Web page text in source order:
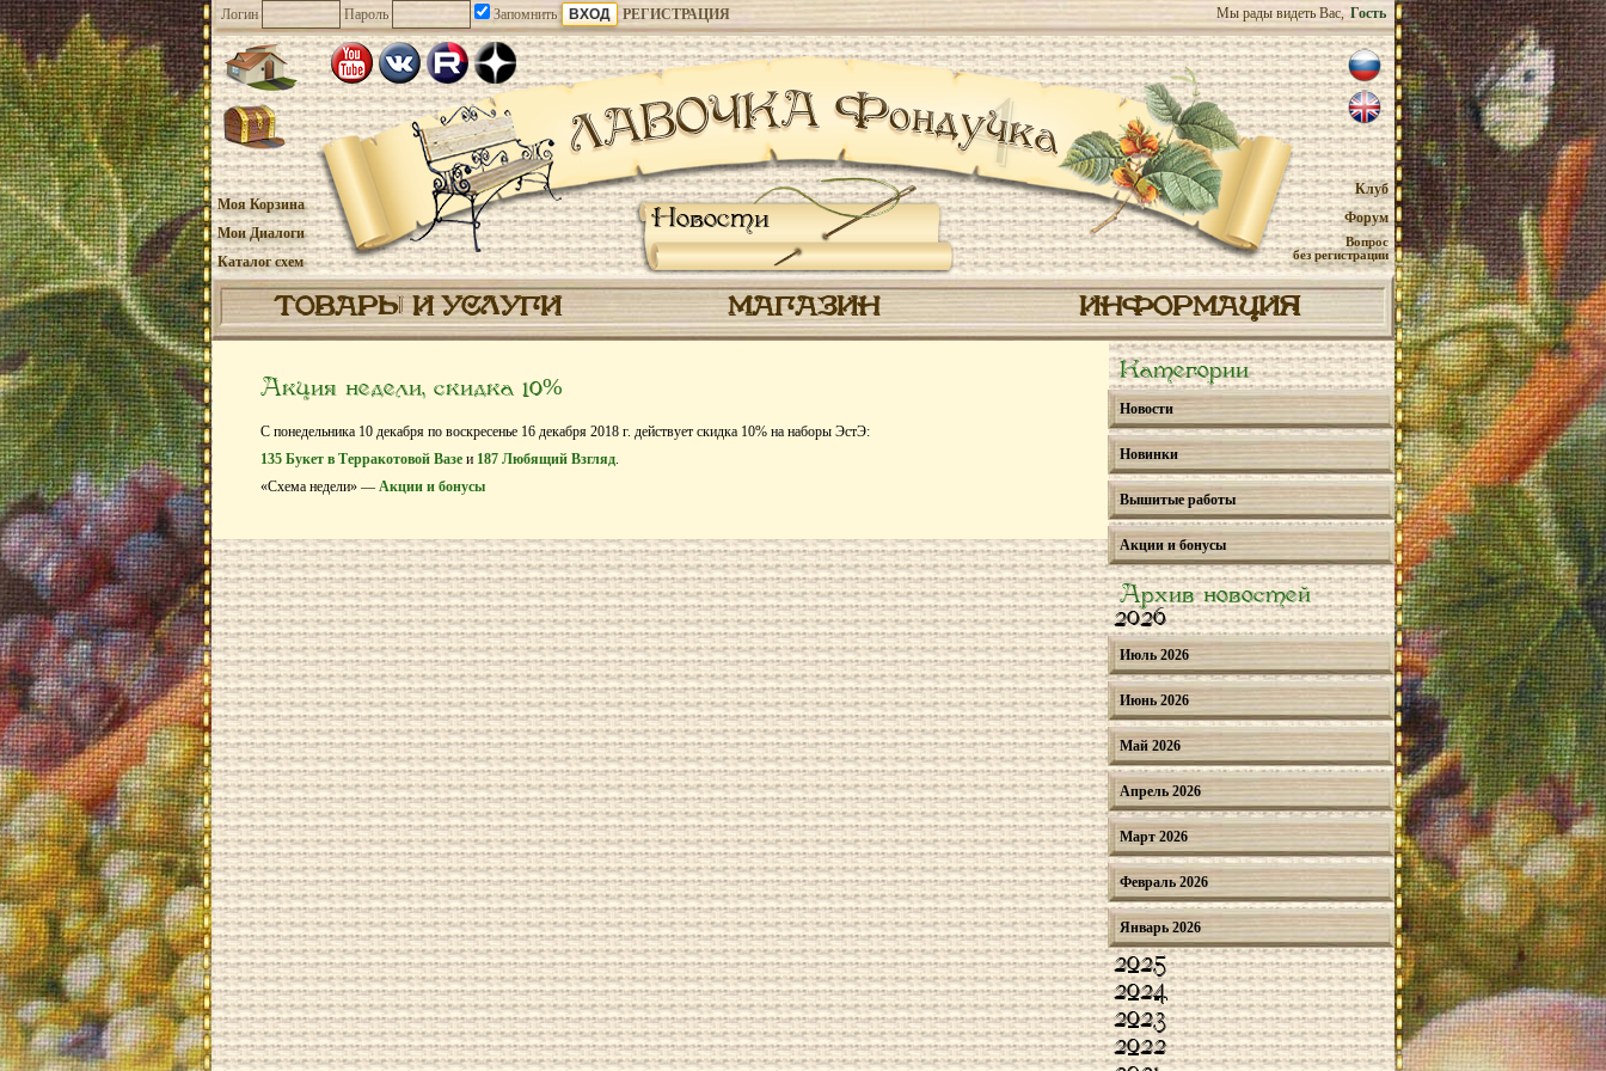
Логин Пароль Запомнить РЕГИСТРАЦИЯ Мы рады видеть Вас, Гость
Новости
Моя Корзина
Мои Диалоги
Каталог схем
Клуб
Форум
Вопрос
без регистрации
ТОВАРЫ И УСЛУГИ МАГАЗИН ИНФОРМАЦИЯ
Акция недели, скидка 10%
С понедельника 10 декабря по воскресенье 16 декабря 2018 г. действует скидка 10% на наборы ЭстЭ:
135 Букет в Терракотовой Вазе и 187 Любящий Взгляд.
«Схема недели» — Акции и бонусы
Категории
Новости
Новинки
Вышитые работы
Акции и бонусы
Архив новостей
2026
Июль 2026
Июнь 2026
Май 2026
Апрель 2026
Март 2026
Февраль 2026
Январь 2026
2025
2024
2023
2022